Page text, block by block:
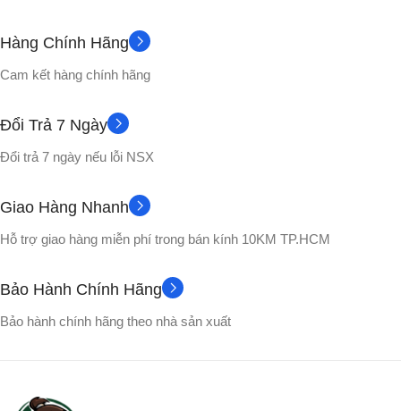
PHỤ KIỆN
CHẤT LIỆU
Nhựa PVC cao cấp
VỎ HỘP No box
Hàng Chính Hãng
Cam kết hàng chính hãng
Đổi Trả 7 Ngày
Đổi trả 7 ngày nếu lỗi NSX
Giao Hàng Nhanh
Hỗ trợ giao hàng miễn phí trong bán kính 10KM TP.HCM
Bảo Hành Chính Hãng
Bảo hành chính hãng theo nhà sản xuất